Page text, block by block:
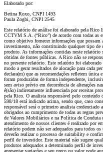
Elaborado por:
Betina Roxo, CNPI 1493
Paula Zogbi, CNPI 2545
Este relatório de análise foi elaborado pela Rico
CCTVM S.A. (“Rico”) de acordo com todas as
como objetivo fornecer informações que
investimento, não constituindo qualquer tipo de
produto. As informações contidas neste relatório
obtidas de fontes públicas. A Rico não se
no presente relatório. Este relatório foi
modo a gerar resultados de alocação para cada
declara(m) que as recomendações refletem única
foram produzidas de forma independente,
sem aviso prévio em decorrência de alterações
é(são) indiretamente influenciada por receitas
pela Rico. O analista responsável pelo
598/18 está indicado acima, sendo que, caso
responsável será o primeiro analista
obrigados ao cumprimento de todas as regras
de Valores Mobiliários e na Política de
atendimento de nossos clientes é realizado por
relatório podem não ser adequados para todos
deverão realizar o processo de suitability e
perfil de investidor. Este material não sugere
produtos adequados a determinado perfil de